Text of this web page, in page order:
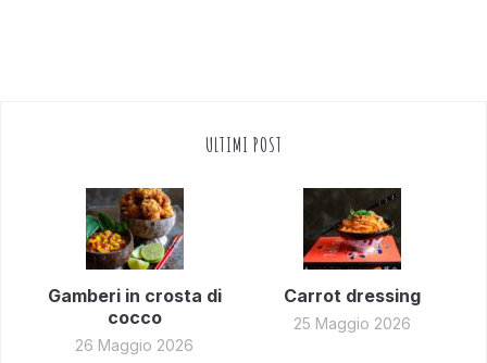
ULTIMI POST
Gamberi in crosta di
cocco
26 Maggio 2026
Carrot dressing
25 Maggio 2026